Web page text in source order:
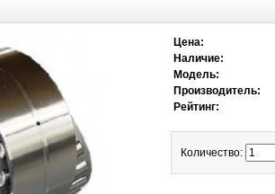
Цена:
Наличие:
Модель:
Производитель:
Рейтинг:
Количество: